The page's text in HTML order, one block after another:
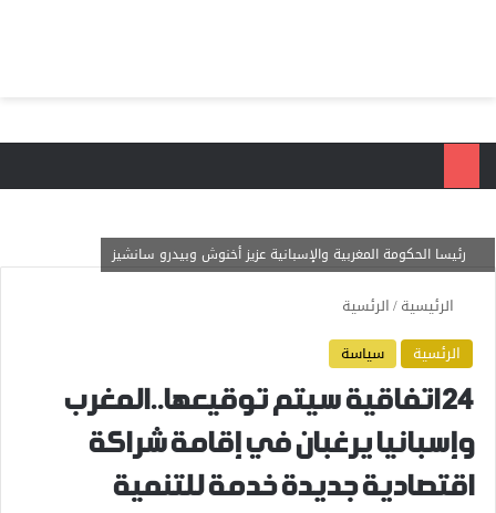
رئيسا الحكومة المغربية والإسبانية عزيز أخنوش وبيدرو سانشيز
الرئيسية/الرئسية
الرئسية
سياسة
24 اتفاقية سيتم توقيعها..المغرب
وإسبانيا يرغبان في إقامة شراكة
اقتصادية جديدة خدمة للتنمية